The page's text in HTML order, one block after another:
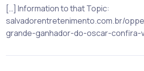
[…] Information to that Topic:
salvadorentretenimento.com.br/
grande-ganhador-do-oscar-confira-